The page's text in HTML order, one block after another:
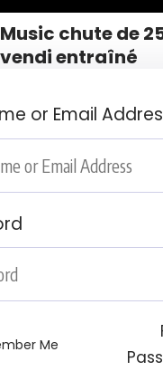
chute de
entraîné
or Email
Me